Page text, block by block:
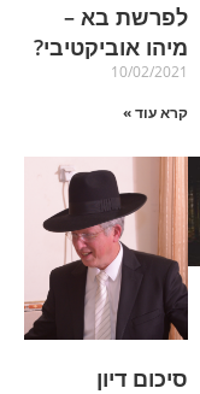
לפרשת בא –
מיהו אוביקטיבי?
10/02/2021
קרא עוד »
סיכום דיון